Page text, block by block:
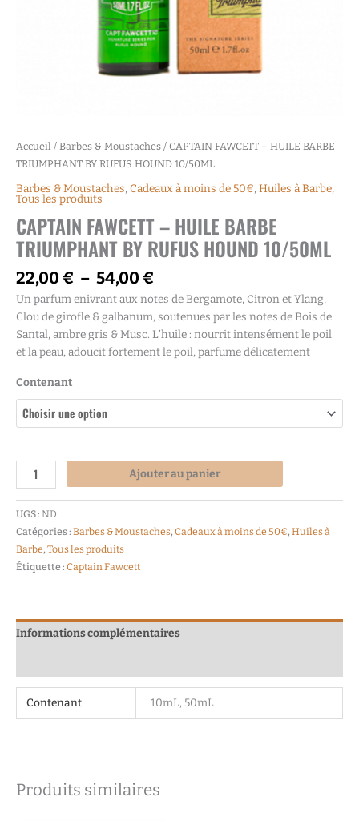
Accueil / Barbes & Moustaches / CAPTAIN FAWCETT – HUILE BARBE
TRIUMPHANT BY RUFUS HOUND 10/50ML
Barbes & Moustaches,Cadeaux à moins de 50€,Huiles à Barbe,
Tous les produits
CAPTAIN FAWCETT – HUILE BARBE
TRIUMPHANT BY RUFUS HOUND 10/50ML
22,00 € – 54,00 €
Un parfum enivrant aux notes de Bergamote, Citron et Ylang,
Clou de girofle & galbanum, soutenues par les notes de Bois de
Santal, ambre gris & Musc. L’huile : nourrit intensément le poil
et la peau, adoucit fortement le poil, parfume délicatement
Contenant
Ajouter au panier
UGS : ND
Catégories : Barbes & Moustaches, Cadeaux à moins de 50€, Huiles à
Barbe, Tous les produits
Étiquette : Captain Fawcett
Informations complémentaires
Contenant 10mL, 50mL
Produits similaires